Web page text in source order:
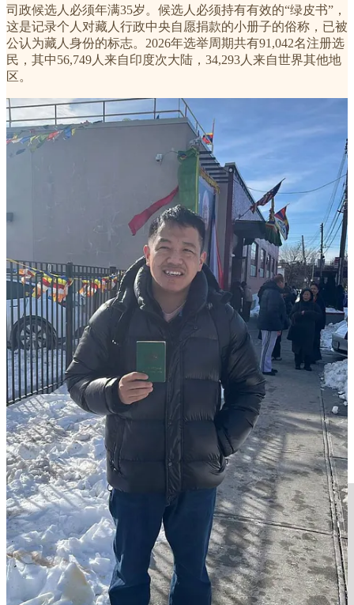
司政候选人必须年满35岁。候选人必须持有有效的“绿皮书”，
这是记录个人对藏人行政中央自愿捐款的小册子的俗称，已被
公认为藏人身份的标志。2026年选举周期共有91,042名注册选
民，其中56,749人来自印度次大陆，34,293人来自世界其他地
区。
2026年结果公布
关于初选投票：各地方选举委员会将于2月3日进行计票（以避
免藏人居住地之间的时区差异可能造成的影响），并公布地方
结果。正式结果将由达兰萨拉中央选举委员会于 2月25日汇总
公布 。在给予候选人撤回参选申请的时间后，中央选举委员会
将于4月3日公布最终候选人名单。
关于正式选举：各地选举委员会将于4月28日开始计票，完成
后公布地方结果。中央选举委员会将于5月13日公布最终结
果。当选的藏人行政中央领导人将于5月31日宣誓就职，任期
五年。
官方口号：中央选举委员会宣布2026年选举官方口号定为“我
是藏人，我为西藏投票”，称该口号“彰显藏人的团结与力
量”。